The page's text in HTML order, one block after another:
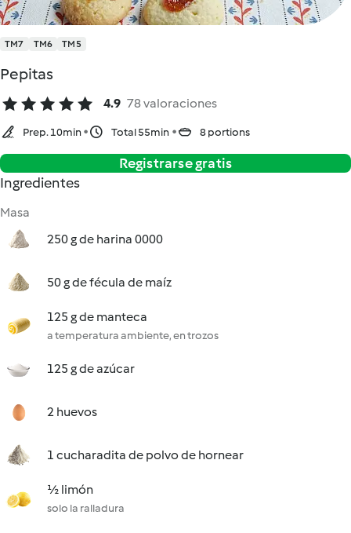
TM7 TM6 TM5
Pepitas
4.9 78 valoraciones
Prep. 10min Total 55min 8 portions
Registrarse gratis
Ingredientes
Masa
250 g de harina 0000
50 g de fécula de maíz
125 g de manteca
a temperatura ambiente, en trozos
125 g de azúcar
2 huevos
1 cucharadita de polvo de hornear
½ limón
solo la ralladura